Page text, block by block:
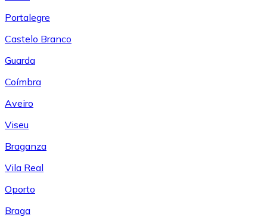
Portalegre
Castelo Branco
Guarda
Coímbra
Aveiro
Viseu
Braganza
Vila Real
Oporto
Braga